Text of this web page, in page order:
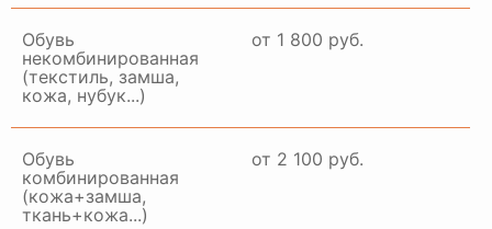
Обувь
некомбинированная
(текстиль, замша,
кожа, нубук...)
от 1 800 руб.
Обувь
комбинированная
(кожа+замша,
ткань+кожа...)
от 2 100 руб.